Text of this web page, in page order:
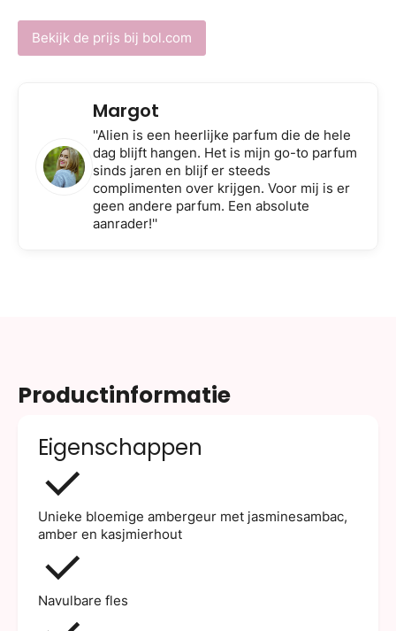
Bekijk de prijs bij bol.com
Margot
''Alien is een heerlijke parfum die de hele
dag blijft hangen. Het is mijn go-to parfum
sinds jaren en blijf er steeds
complimenten over krijgen. Voor mij is er
geen andere parfum. Een absolute
aanrader!''
Productinformatie
Eigenschappen
Unieke bloemige ambergeur met jasminesambac,
amber en kasjmierhout
Navulbare fles